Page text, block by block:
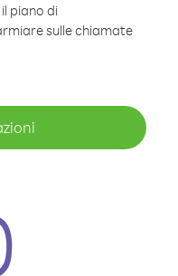
piano di
sulle chiamate